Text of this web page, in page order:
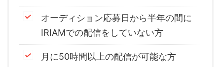
オーディション応募日から半年の間に
IRIAMでの配信をしていない方
月に50時間以上の配信が可能な方